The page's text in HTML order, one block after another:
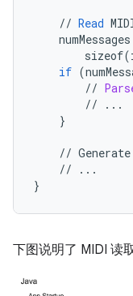
// Read
numMessages
sizeof(
if (
//
//
...
}
// Generate
//
...
}
下图说明了 MIDI 读